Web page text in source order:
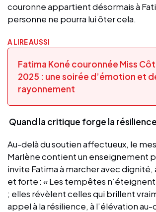
couronne appartient désormais à
personne ne pourra lui ôter cela.
A LIRE AUSSI
Fatima Koné couronnée Miss
2025 : une soirée d’émotion et
rayonnement
Quand la critique forge la résilience
Au-delà du soutien affectueux, le
Marlène contient un enseignement
invite Fatima à marcher avec dignité,
et forte : « Les tempêtes
; elles révèlent celles qui brillent
appel à la résilience, à l’élévation au-